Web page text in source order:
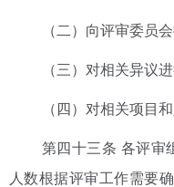
（二）向评审委员
（三）对相关异议
（四）对相关项目
第四十三条 各评审
人数根据评审工作需要